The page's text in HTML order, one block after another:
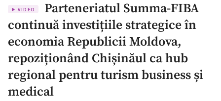
Special
Blog
VIDEO
Parteneriatul Summa-FIBA
continuă investițiile strategice în
economia Republicii Moldova,
repoziționând Chișinăul ca hub
regional pentru turism business și
medical